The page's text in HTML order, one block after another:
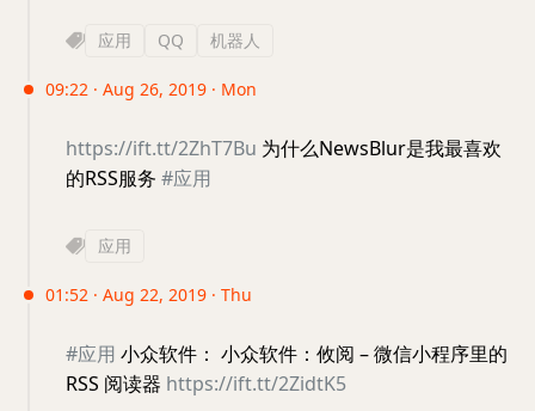
应用 QQ 机器人
09:22 · Aug 26, 2019 · Mon
https://ift.tt/2ZhT7Bu 为什么NewsBlur是我最喜欢
的RSS服务 #应用
应用
01:52 · Aug 22, 2019 · Thu
#应用 小众软件： 小众软件：攸阅 – 微信小程序里的
RSS 阅读器 https://ift.tt/2ZidtK5